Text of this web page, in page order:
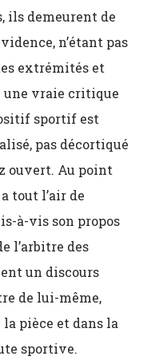
demeurent de
n’étant pas
extrémités et
une vraie critique
sportif est
pas décortiqué
ouvert. Au point
tout l’air de
à-vis son propos
l’arbitre des
un discours
de lui-même,
pièce et dans la
sportive.